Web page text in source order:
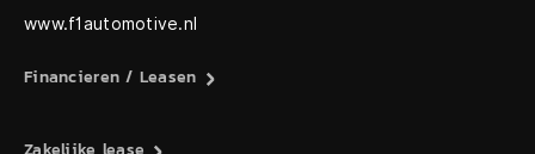
www.f1automotive.nl
Financieren / Leasen